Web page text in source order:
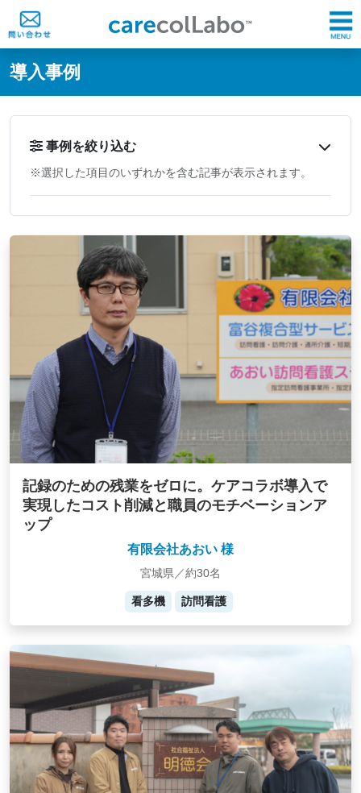
@ -0,0 +1,60 @@
導入事例
事例を絞り込む
※選択した項目のいずれかを含む記事が表示されます。
記録のための残業をゼロに。ケアコラボ導入で
実現したコスト削減と職員のモチベーションア
ップ
有限会社あおい 様
宮城県／約30名
看多機 訪問看護